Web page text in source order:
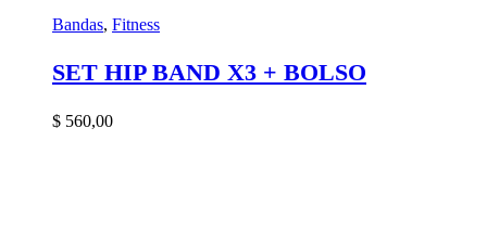
Bandas, Fitness
SET HIP BAND X3 + BOLSO
$ 560,00